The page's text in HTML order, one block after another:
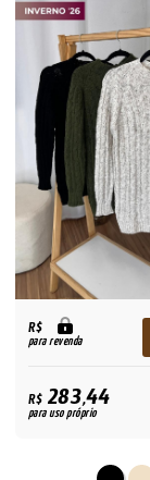
R$
para revenda
R$283,44
para uso próprio